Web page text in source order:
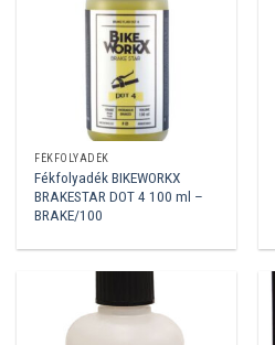
FÉKFOLYADÉK
Fékfolyadék BIKEWORKX
BRAKESTAR DOT 4 100 ml –
BRAKE/100